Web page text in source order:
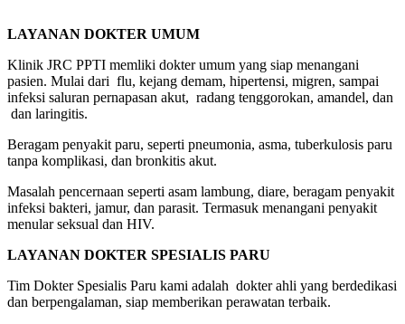
LAYANAN DOKTER UMUM
Klinik JRC PPTI memliki dokter umum yang siap menangani
pasien. Mulai dari flu, kejang demam, hipertensi, migren, sampai
infeksi saluran pernapasan akut, radang tenggorokan, amandel, dan
dan laringitis.
Beragam penyakit paru, seperti pneumonia, asma, tuberkulosis paru
tanpa komplikasi, dan bronkitis akut.
Masalah pencernaan seperti asam lambung, diare, beragam penyakit
infeksi bakteri, jamur, dan parasit. Termasuk menangani penyakit
menular seksual dan HIV.
LAYANAN DOKTER SPESIALIS PARU
Tim Dokter Spesialis Paru kami adalah dokter ahli yang berdedikasi
dan berpengalaman, siap memberikan perawatan terbaik.